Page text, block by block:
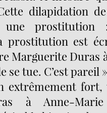
dilapidation
une prostitution
prostitution est
Marguerite Duras
se tue. C’est pareil
extrêmement
à Anne-